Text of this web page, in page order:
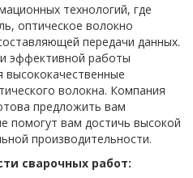
технологий, где
оптическое волокно
передачи данных.
эффективной работы
высококачественные
волокна. Компания
предложить вам
помогут вам достичь высокой
производительности.
сварочных работ: